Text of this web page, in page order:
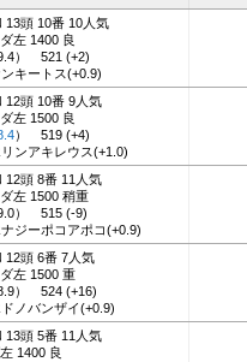
13頭 10番 10人気
ダ左 1400 良
）
521 (+2)
キートス(+0.9)
12頭 10番 9人気
ダ左 1500 良
）
519 (+4)
リンアキレウス(+1.0)
12頭 8番 11人気
ダ左 1500 稍重
）
515 (-9)
ナジーポコアポコ(+0.9)
12頭 6番 7人気
ダ左 1500 重
）
524 (+16)
ドノバンザイ(+0.9)
13頭 5番 11人気
1400 良